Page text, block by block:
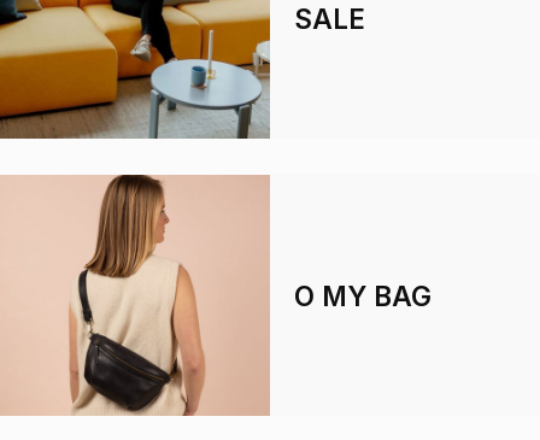
SALE
O MY BAG